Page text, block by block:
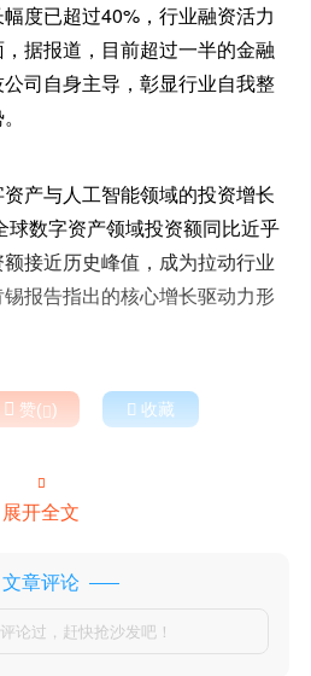
度已超过40%，行业融资活力
据报道，目前超过一半的金融
司自身主导，彰显行业自我整
产与人工智能领域的投资增长
球数字资产领域投资额同比近乎
接近历史峰值，成为拉动行业
报告指出的核心增长驱动力形
 赞()  收藏

展开全文
文章评论
论过，赶快抢沙发吧！